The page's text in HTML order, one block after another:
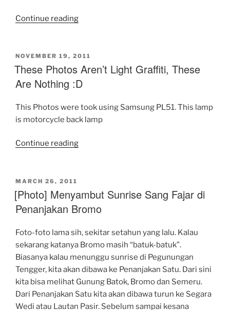
Continue reading“Pagi
Kaki
Jembatan
Suramadu
POSTED
ON
NOVEMBER 19, 2011
These Photos Aren’t Light Graffiti, These
Are Nothing :D
This Photos were took using Samsung PL51. This lamp
is motorcycle back lamp
Continue reading“These
Graffiti,
Nothing
:D”
POSTED
ON
MARCH 26, 2011
[Photo] Menyambut Sunrise Sang Fajar di
Penanjakan Bromo
Foto-foto lama sih, sekitar setahun yang lalu. Kalau
sekarang katanya Bromo masih “batuk-batuk”.
Biasanya kalau menunggu sunrise di Pegunungan
Tengger, kita akan dibawa ke Penanjakan Satu. Dari sini
kita bisa melihat Gunung Batok, Bromo dan Semeru.
Dari Penanjakan Satu kita akan dibawa turun ke Segara
Wedi atau Lautan Pasir. Sebelum sampai kesana